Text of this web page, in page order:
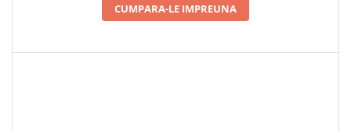
CUMPARA-LE IMPREUNA